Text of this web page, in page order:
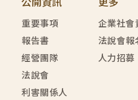
公開資訊
重要事項
報告書
經營團隊
法說會
利害關係人
更多
企業社會
法說會報
人力招募